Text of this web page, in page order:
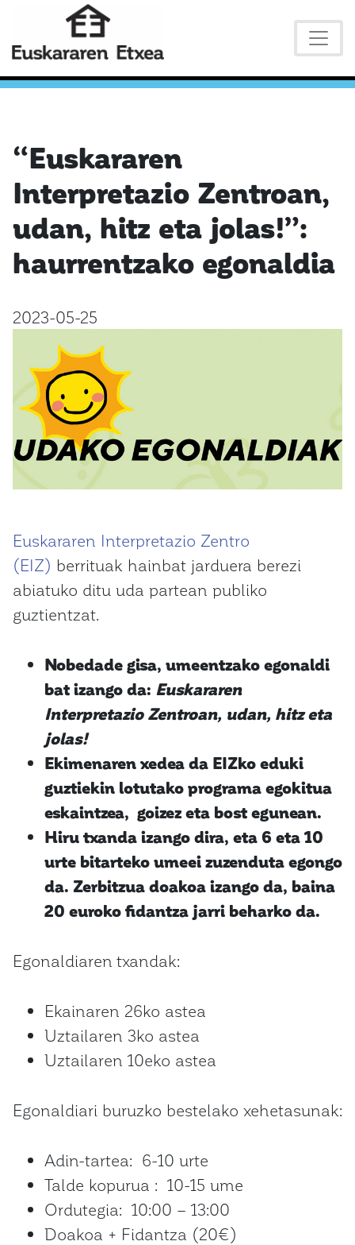
“Euskararen
Interpretazio Zentroan,
udan, hitz eta jolas!”:
haurrentzako egonaldia
2023-05-25
Euskararen Interpretazio Zentro
(EIZ) berrituak hainbat jarduera berezi
abiatuko ditu uda partean publiko
guztientzat.
Nobedade gisa, umeentzako egonaldi
bat izango da: Euskararen
Interpretazio Zentroan, udan, hitz eta
jolas!
Ekimenaren xedea da EIZko eduki
guztiekin lotutako programa egokitua
eskaintzea, goizez eta bost egunean.
Hiru txanda izango dira, eta 6 eta 10
urte bitarteko umeei zuzenduta egongo
da. Zerbitzua doakoa izango da, baina
20 euroko fidantza jarri beharko da.
Egonaldiaren txandak:
Ekainaren 26ko astea
Uztailaren 3ko astea
Uztailaren 10eko astea
Egonaldiari buruzko bestelako xehetasunak:
Adin-tartea: 6-10 urte
Talde kopurua : 10-15 ume
Ordutegia: 10:00 – 13:00
Doakoa + Fidantza (20€)